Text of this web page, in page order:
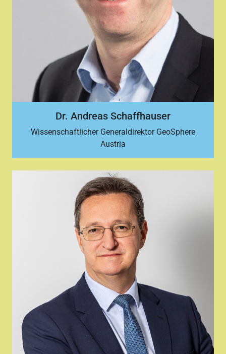
Dr. Andreas Schaffhauser
Wissenschaftlicher Generaldirektor GeoSphere
Austria